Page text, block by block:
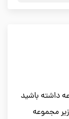
داشته باشید
مجموعه